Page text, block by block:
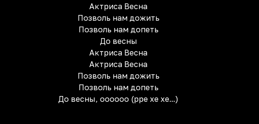
Актриса Весна
Позволь нам дожить
Позволь нам допеть
До весны
Актриса Весна
Актриса Весна
Позволь нам дожить
Позволь нам допеть
До весны, oooооо (рре хе хе...)